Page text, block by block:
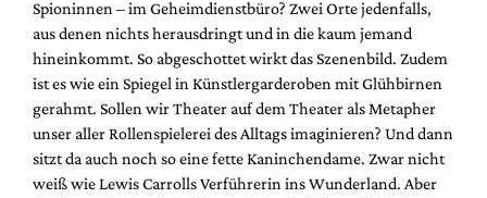
Autor:innen
Partner
Mediadaten
Suche
Spioninnen – im Geheimdienstbüro? Zwei Orte jedenfalls,
aus denen nichts herausdringt und in die kaum jemand
hineinkommt. So abgeschottet wirkt das Szenenbild. Zudem
ist es wie ein Spiegel in Künstlergarderoben mit Glühbirnen
gerahmt. Sollen wir Theater auf dem Theater als Metapher
unser aller Rollenspielerei des Alltags imaginieren? Und dann
sitzt da auch noch so eine fette Kaninchendame. Zwar nicht
weiß wie Lewis Carrolls Verführerin ins Wunderland. Aber